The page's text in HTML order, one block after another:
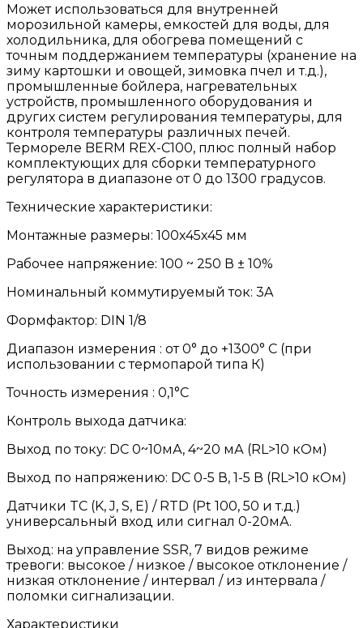
Может использоваться для внутренней
морозильной камеры, емкостей для воды, для
холодильника, для обогрева помещений с
точным поддержанием температуры (хранение на
зиму картошки и овощей, зимовка пчел и т.д.),
промышленные бойлера, нагревательных
устройств, промышленного оборудования и
других систем регулирования температуры, для
контроля температуры различных печей.
Термореле BERM REX-C100, плюс полный набор
комплектующих для сборки температурного
регулятора в диапазоне от 0 до 1300 градусов.
Технические характеристики:
Монтажные размеры: 100х45х45 мм
Рабочее напряжение: 100 ~ 250 В ± 10%
Номинальный коммутируемый ток: 3A
Формфактор: DIN 1/8
Диапазон измерения : от 0° до +1300° С (при
использовании с термопарой типа К)
Точность измерения : 0,1°C
Контроль выхода датчика:
Выход по току: DC 0~10мА, 4~20 мА (RL>10 кОм)
Выход по напряжению: DC 0-5 В, 1-5 В (RL>10 кОм)
Датчики TC (K, J, S, E) / RTD (Pt 100, 50 и т.д.)
универсальный вход или сигнал 0-20мА.
Выход: на управление SSR, 7 видов режиме
тревоги: высокое / низкое / высокое отклонение /
низкая отклонение / интервал / из интервала /
поломки сигнализации.
Характеристики